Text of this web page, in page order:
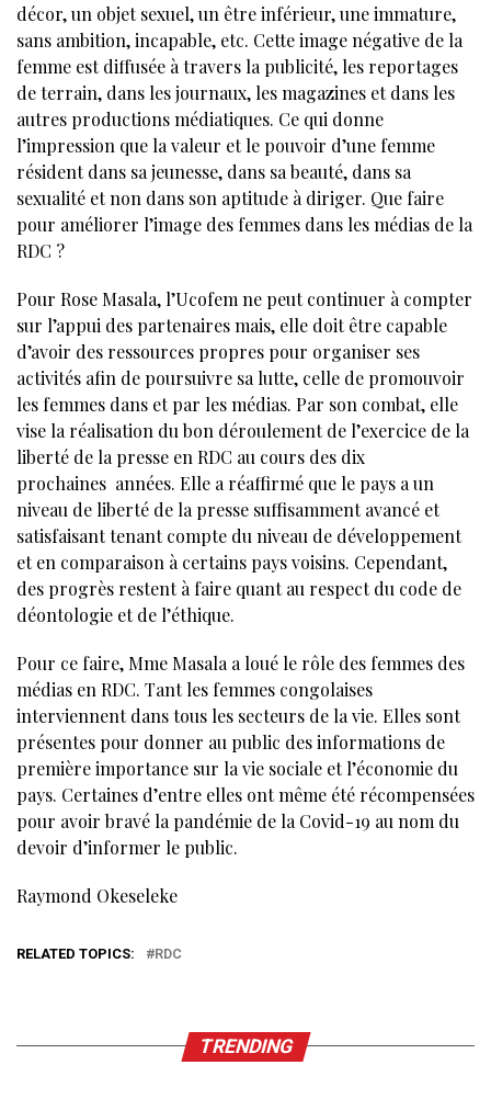
décor, un objet sexuel, un être inférieur, une immature,
sans ambition, incapable, etc. Cette image négative de la
femme est diffusée à travers la publicité, les reportages
de terrain, dans les journaux, les magazines et dans les
autres productions médiatiques. Ce qui donne
l’impression que la valeur et le pouvoir d’une femme
résident dans sa jeunesse, dans sa beauté, dans sa
sexualité et non dans son aptitude à diriger. Que faire
pour améliorer l’image des femmes dans les médias de la
RDC ?
Pour Rose Masala, l’Ucofem ne peut continuer à compter
sur l’appui des partenaires mais, elle doit être capable
d’avoir des ressources propres pour organiser ses
activités afin de poursuivre sa lutte, celle de promouvoir
les femmes dans et par les médias. Par son combat, elle
vise la réalisation du bon déroulement de l’exercice de la
liberté de la presse en RDC au cours des dix
prochaines années. Elle a réaffirmé que le pays a un
niveau de liberté de la presse suffisamment avancé et
satisfaisant tenant compte du niveau de développement
et en comparaison à certains pays voisins. Cependant,
des progrès restent à faire quant au respect du code de
déontologie et de l’éthique.
Pour ce faire, Mme Masala a loué le rôle des femmes des
médias en RDC. Tant les femmes congolaises
interviennent dans tous les secteurs de la vie. Elles sont
présentes pour donner au public des informations de
première importance sur la vie sociale et l’économie du
pays. Certaines d’entre elles ont même été récompensées
pour avoir bravé la pandémie de la Covid-19 au nom du
devoir d’informer le public.
Raymond Okeseleke
RELATED TOPICS: RDC
TRENDING